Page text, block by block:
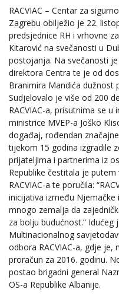
RACVIAC – Centar za
Zagrebu obilježio je 22.
predsjednice RH i vrhovne
Kitarović na svečanosti u
postojanja. Na svečanosti
direktora Centra te je od
Branimira Mandića dužnost
Sudjelovalo je više od 200
RACVIAC-a, prisutnima se
ministrice MVEP-a Joško
događaj, rođendan
tijekom 15 godina izgradile
prijateljima i partnerima iz
Republike čestitala je
RACVIAC-a te poručila:
inicijativa između
mnogo zemalja da
za bolju budućnost.”
Multinacionalnog
odbora RACVIAC-a, gdje
proračun za 2016. godinu.
postao brigadni general
OS-a Republike Albanije.